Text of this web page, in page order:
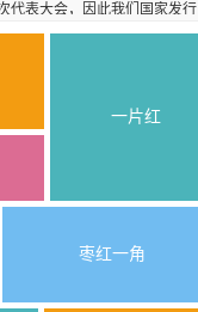
代表大会，因此我们国家发行
国集邮联合会第二次代表大
全国集邮联合会第二次代表
一片红
枣红一角